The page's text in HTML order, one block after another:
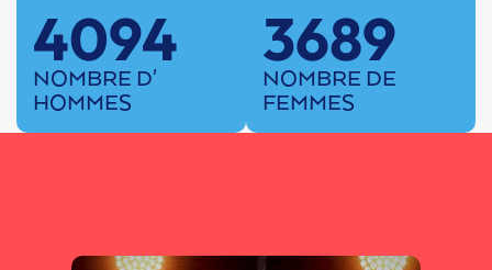
4094
NOMBRE D'
HOMMES
3689
NOMBRE DE
FEMMES